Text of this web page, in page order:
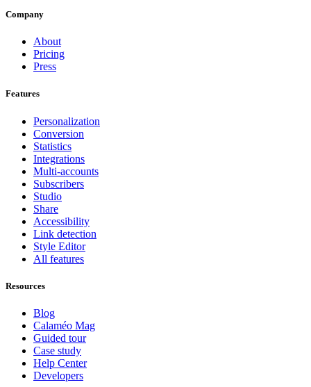
Company
About
Pricing
Press
Features
Personalization
Conversion
Statistics
Integrations
Multi-accounts
Subscribers
Studio
Share
Accessibility
Link detection
Style Editor
All features
Resources
Blog
Calaméo Mag
Guided tour
Case study
Help Center
Developers